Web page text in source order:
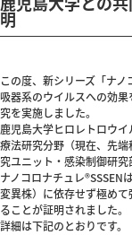
明
この度、新シリーズ「ナ
吸器系のウイルスへの効
究を実施しました。
鹿児島大学ヒロレトロウ
療法研究分野（現在、先
究ユニット・感染制御研究
ナノコロナチュレ®SSSEN
変異株）に依存せず極め
ることが証明されました。
詳細は下記のとおりです。